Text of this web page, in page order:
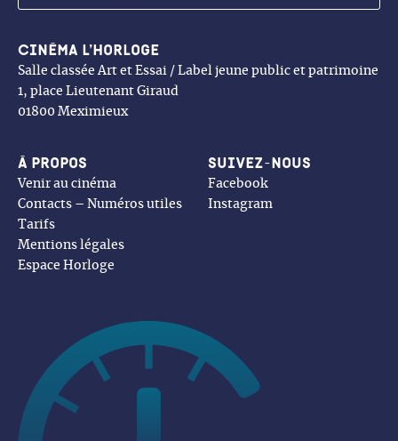
Cinéma l’Horloge
Salle classée Art et Essai / Label jeune public et patrimoine
1, place Lieutenant Giraud
01800 Meximieux
À propos
Venir au cinéma
Contacts – Numéros utiles
Tarifs
Mentions légales
Espace Horloge
Suivez-nous
Facebook
Instagram